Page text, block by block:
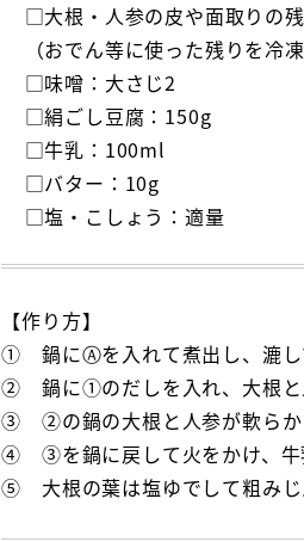
□大根・人参の皮や面取りの
（おでん等に使った残りを冷
□味噌：大さじ2
□絹ごし豆腐：150g
□牛乳：100ml
□バター：10g
□塩・こしょう：適量
【作り方】
① 鍋にⒶを入れて煮出し、漉し
② 鍋に①のだしを入れ、大根と
③ ②の鍋の大根と人参が軟らか
④ ③を鍋に戻して火をかけ、牛
⑤ 大根の葉は塩ゆでして粗みじ